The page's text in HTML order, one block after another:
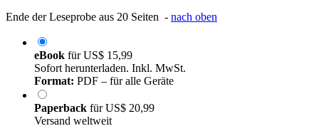
Ende der Leseprobe aus 20 Seiten - nach oben
eBook fürUS$ 15,99
Sofort herunterladen. Inkl. MwSt.
Format: PDF – für alle Geräte
Paperback fürUS$ 20,99
Versand weltweit